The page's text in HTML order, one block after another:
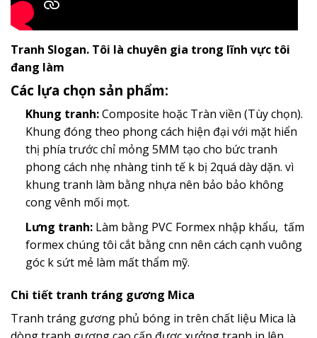
Tranh Slogan. Tôi là chuyên gia trong lĩnh vực tôi
đang làm
Các lựa chọn sản phẩm:
Khung tranh:Composite hoặc Tràn viền (Tùy chọn).
Khung đóng theo phong cách hiện đại với mặt hiển
thị phía trước chỉ mỏng 5MM tạo cho bức tranh
phong cách nhẹ nhàng tinh tế k bị 2quá dày dặn. vì
khung tranh làm bằng nhựa nên bảo bảo không
cong vênh mối mọt.
Lưng tranh:Làm bằng PVC Formex nhập khẩu, tấm
formex chúng tôi cắt bằng cnn nên cách cạnh vuông
góc k sứt mẻ làm mất thẩm mỹ.
Chi tiết tranh tráng gương Mica
Tranh tráng gương phủ bóng in trên chất liệu Mica là